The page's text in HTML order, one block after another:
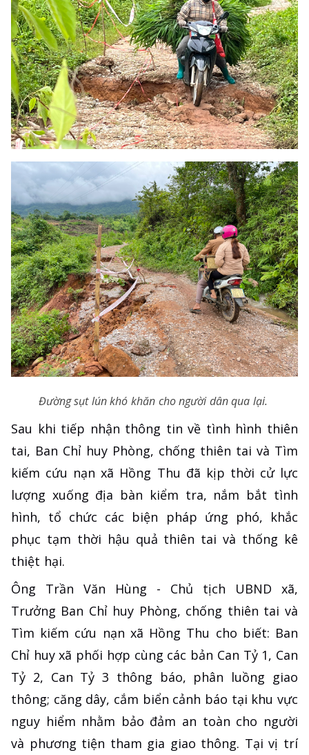
Đường sụt lún khó khăn cho người dân qua lại.
Sau khi tiếp nhận thông tin về tình hình thiên
tai, Ban Chỉ huy Phòng, chống thiên tai và Tìm
kiếm cứu nạn xã Hồng Thu đã kịp thời cử lực
lượng xuống địa bàn kiểm tra, nắm bắt tình
hình, tổ chức các biện pháp ứng phó, khắc
phục tạm thời hậu quả thiên tai và thống kê
thiệt hại.
Ông Trần Văn Hùng - Chủ tịch UBND xã,
Trưởng Ban Chỉ huy Phòng, chống thiên tai và
Tìm kiếm cứu nạn xã Hồng Thu cho biết: Ban
Chỉ huy xã phối hợp cùng các bản Can Tỷ 1, Can
Tỷ 2, Can Tỷ 3 thông báo, phân luồng giao
thông; căng dây, cắm biển cảnh báo tại khu vực
nguy hiểm nhằm bảo đảm an toàn cho người
và phương tiện tham gia giao thông. Tại vị trí